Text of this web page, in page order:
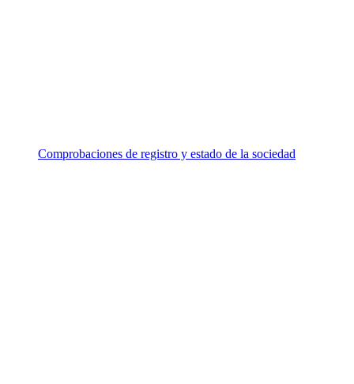
Comprobaciones de registro y estado de la sociedad